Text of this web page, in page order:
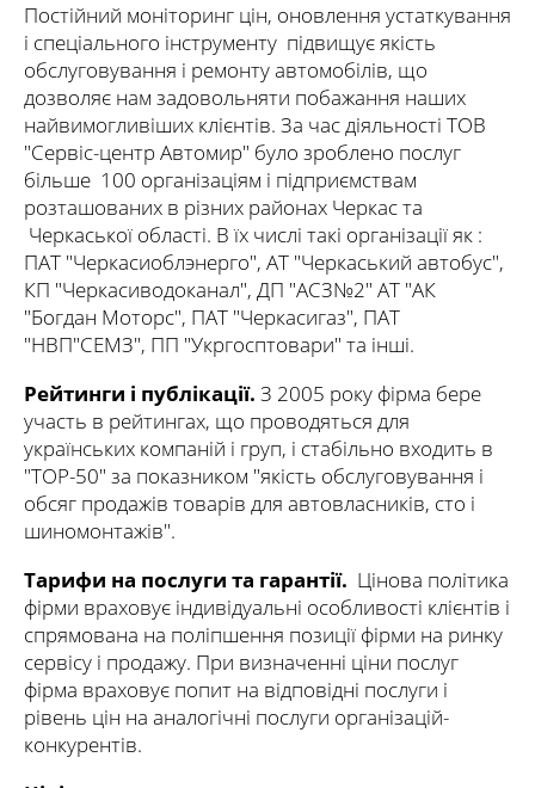
Постійний моніторинг цін, оновлення устаткування
і спеціального інструменту підвищує якість
обслуговування і ремонту автомобілів, що
дозволяє нам задовольняти побажання наших
найвимогливіших клієнтів. За час діяльності ТОВ
"Сервіс-центр Автомир" було зроблено послуг
більше 100 організаціям і підприємствам
розташованих в різних районах Черкас та
Черкаської області. В їх числі такі організації як :
ПАТ "Черкасиоблэнерго", АТ "Черкаський автобус",
КП "Черкасиводоканал", ДП "АСЗ№2" АТ "АК
"Богдан Моторс", ПАТ "Черкасигаз", ПАТ
"НВП"СЕМЗ", ПП "Укргосптовари" та інші.
Рейтинги і публікації. З 2005 року фірма бере
участь в рейтингах, що проводяться для
українських компаній і груп, і стабільно входить в
"TOP-50" за показником "якість обслуговування і
обсяг продажів товарів для автовласників, сто і
шиномонтажів".
Тарифи на послуги та гарантії. Цінова політика
фірми враховує індивідуальні особливості клієнтів і
спрямована на поліпшення позиції фірми на ринку
сервісу і продажу. При визначенні ціни послуг
фірма враховує попит на відповідні послуги і
рівень цін на аналогічні послуги організацій-
конкурентів.